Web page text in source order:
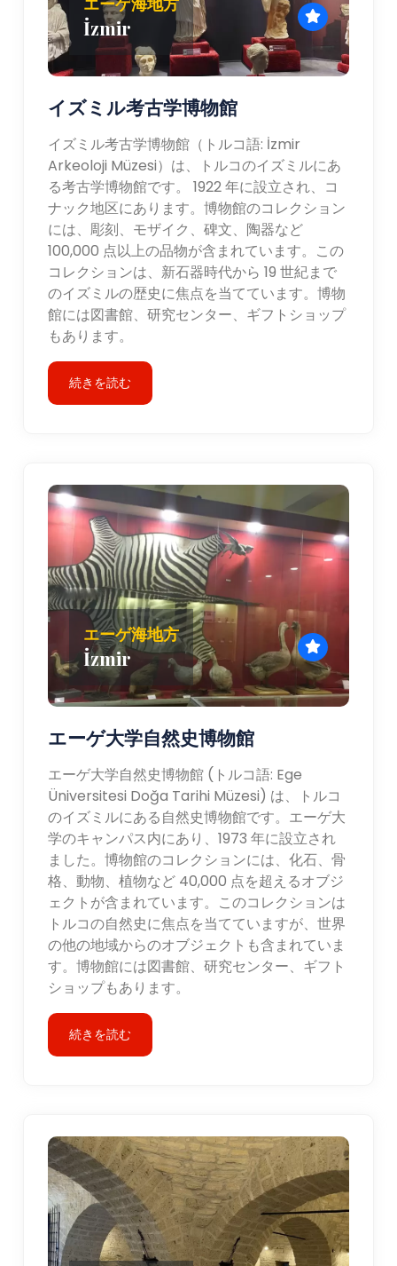
İzmir
イズミル考古学博物館
イズミル考古学博物館（トルコ語: İzmir
Arkeoloji Müzesi）は、トルコのイズミルにあ
る考古学博物館です。 1922 年に設立され、コ
ナック地区にあります。博物館のコレクション
には、彫刻、モザイク、碑文、陶器など
100,000 点以上の品物が含まれています。この
コレクションは、新石器時代から 19 世紀まで
のイズミルの歴史に焦点を当てています。博物
館には図書館、研究センター、ギフトショップ
もあります。
続きを読む
エーゲ海地方
İzmir
エーゲ大学自然史博物館
エーゲ大学自然史博物館 (トルコ語: Ege
Üniversitesi Doğa Tarihi Müzesi) は、トルコ
のイズミルにある自然史博物館です。エーゲ大
学のキャンパス内にあり、1973 年に設立され
ました。博物館のコレクションには、化石、骨
格、動物、植物など 40,000 点を超えるオブジ
ェクトが含まれています。このコレクションは
トルコの自然史に焦点を当てていますが、世界
の他の地域からのオブジェクトも含まれていま
す。博物館には図書館、研究センター、ギフト
ショップもあります。
続きを読む